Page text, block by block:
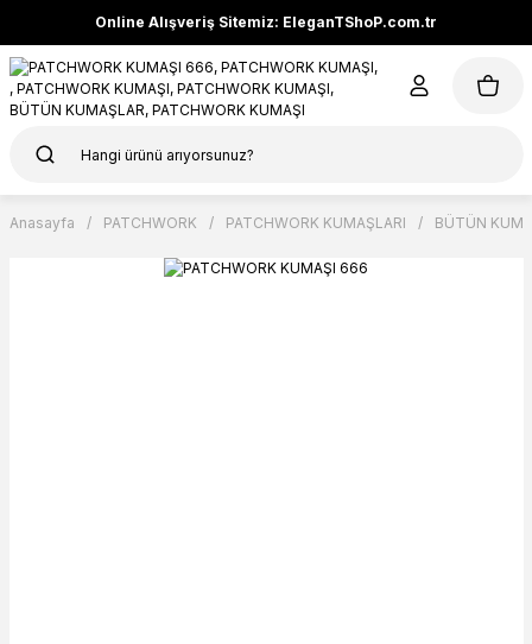
Online Alışveriş Sitemiz: EleganTShoP.com.tr
Anasayfa PATCHWORK PATCHWORK KUMAŞLARI BÜTÜN